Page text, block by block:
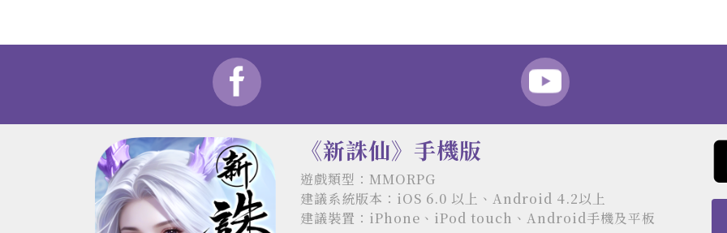
《新誅仙》手機版
遊戲類型：MMORPG
建議系統版本：iOS 6.0 以上、Android 4.2以上
建議裝置：iPhone、iPod touch、Android手機及平板